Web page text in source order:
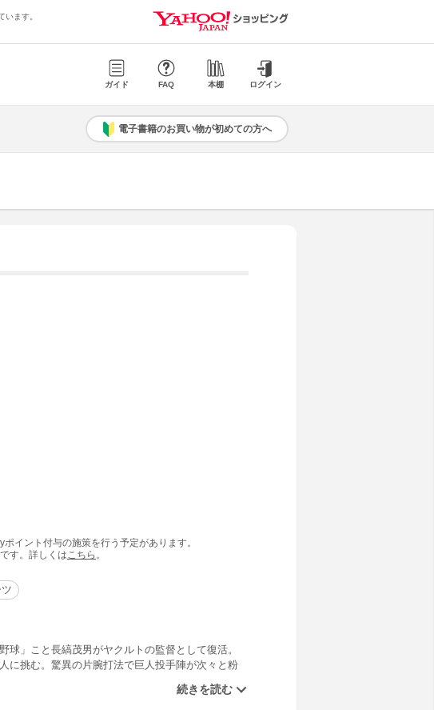
ます。
ガイド FAQ 本棚 ログイン
電子書籍のお買い物が初めての方へ
イント付与の施策を行う予定があります。
す。詳しくは こちら 。
」こと長縞茂男がヤクルトの監督として復活。
に挑む。驚異の片腕打法で巨人投手陣が次々と粉